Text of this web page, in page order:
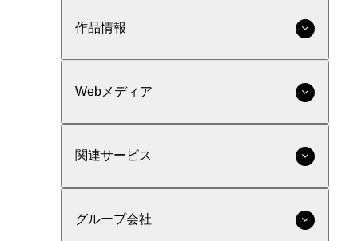
作品情報
Webメディア
関連サービス
グループ会社